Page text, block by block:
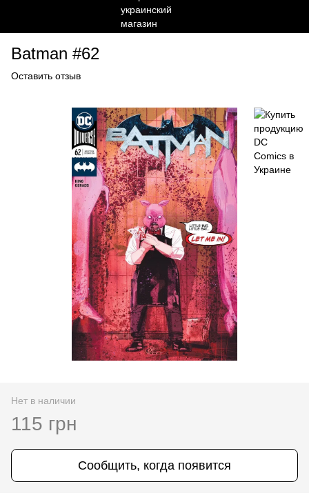
Batman #62
Оставить отзыв
Нет в наличии
115 грн
Сообщить, когда появится